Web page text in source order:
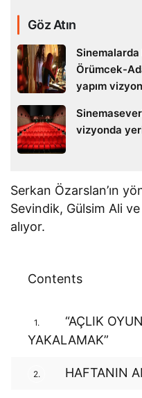
Göz Atın
Örümcek-
yapım
vizyonda
Serkan Özarslan’ın
Sevindik, Gülsim Ali
alıyor.
Contents
1.
“AÇLIK
YAKALAMAK”
2. HAFTANIN